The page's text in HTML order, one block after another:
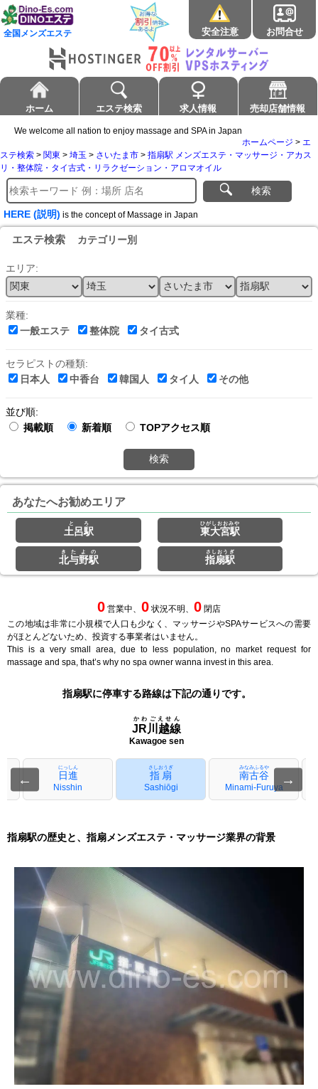
全国メンズエステ 安全注意 お問合せ
ホーム エステ検索 求人情報 売却店舗情報
We welcome all nation to enjoy massage and SPA in Japan
ホームページ > エ
ステ検索 > 関東 > 埼玉 > さいたま市 > 指扇駅 メンズエステ・マッサージ・アカス
リ・整体院・タイ古式・リラクゼーション・アロマオイル
検索
HERE (説明) is the concept of Massage in Japan
エステ検索 カテゴリー別
エリア:
業種:
一般エステ
整体院 タイ古式
セラピストの種類:
日本人
中香台 韓国人 タイ人 その他
並び順:
掲載順
新着順 TOPアクセス順
検索
あなたへお勧めエリア
土呂駅
とろ
東大宮駅
ひがしおおみや
北与野駅
きたよの
指扇駅
さしおうぎ
0 営業中、 0 状況不明、 0 閉店
この地域は非常に小規模で人口も少なく、マッサージやSPAサービスへの需要
がほとんどないため、投資する事業者はいません。
This is a very small area, due to less population, no market request for
massage and spa, that’s why no spa owner wanna invest in this area.
指扇駅に停車する路線は下記の通りです。
JR川越線
かわごえせん
Kawagoe sen
← 日進
にっしん
Nisshin
指扇
さしおうぎ
Sashiōgi
南古谷
みなみふるや
Minami-Furuya
→
指扇駅の歴史と、指扇メンズエステ・マッサージ業界の背景